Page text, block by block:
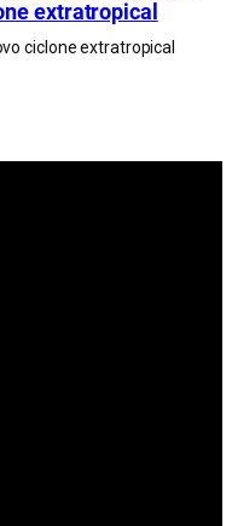
extratropical
ciclone extratropical